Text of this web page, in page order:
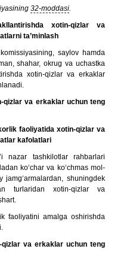
32-moddasi.
xotin-qizlar va
ta’minlash
saylov hamda
shahar, okrug va uchastka
xotin-qizlar va erkaklar
qizlar va erkaklar uchun teng
faoliyatida xotin-qizlar va
kafolatlari
nazar tashkilotlar rahbarlari
ko‘char va ko‘chmas mol-
jamg‘armalardan, shuningdek
turlaridan xotin-qizlar va
faoliyatini amalga oshirishda
qizlar va erkaklar uchun teng